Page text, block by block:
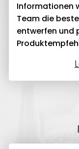
Informationen
Team die
entwerfen und